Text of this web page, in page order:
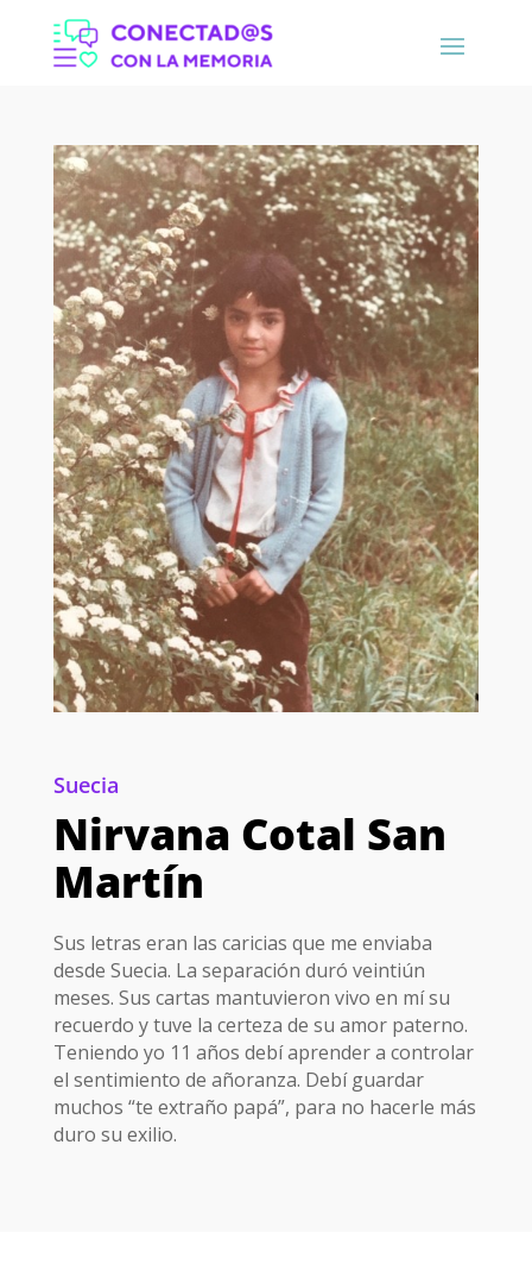
Suecia
Nirvana Cotal San
Martín
Sus letras eran las caricias que me enviaba
desde Suecia. La separación duró veintiún
meses. Sus cartas mantuvieron vivo en mí su
recuerdo y tuve la certeza de su amor paterno.
Teniendo yo 11 años debí aprender a controlar
el sentimiento de añoranza. Debí guardar
muchos “te extraño papá”, para no hacerle más
duro su exilio.